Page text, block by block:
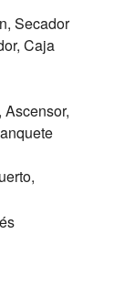
Secador
Caja